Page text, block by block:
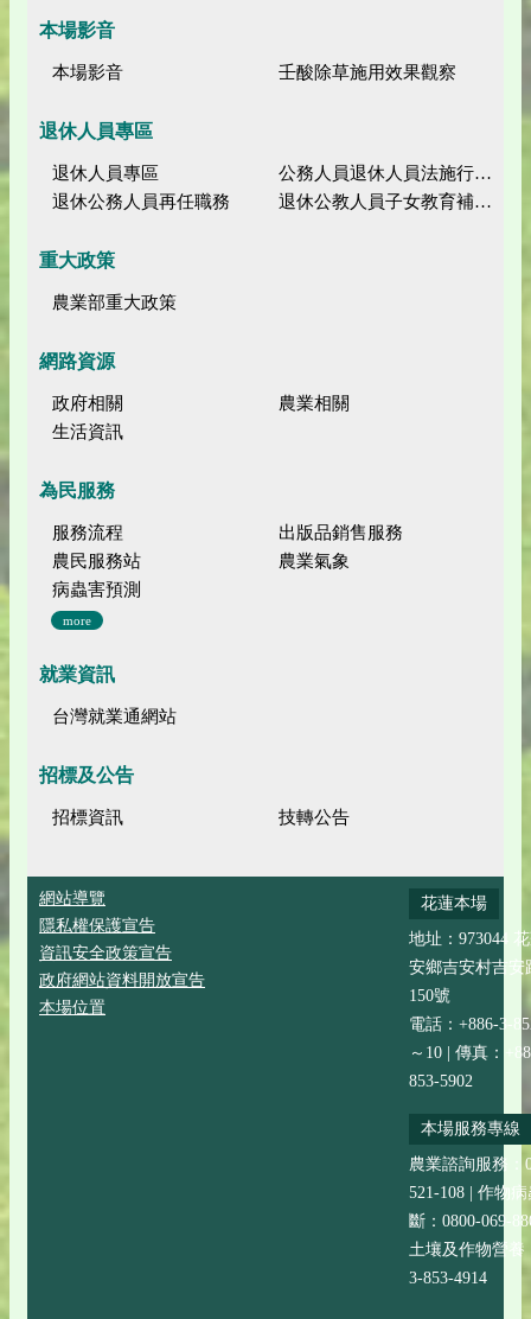
本場影音
本場影音 壬酸除草施用效果觀察
退休人員專區
退休人員專區
公務人員退休人員法施行細則
退休公務人員再任職務
退休公教人員子女教育補助規定
重大政策
農業部重大政策
網路資源
政府相關
農業相關
生活資訊
為民服務
服務流程
出版品銷售服務
農民服務站
農業氣象
病蟲害預測
more
就業資訊
台灣就業通網站
招標及公告
招標資訊 技轉公告
網站導覽
隱私權保護宣告
資訊安全政策宣告
政府網站資料開放宣告
本場位置
花蓮本場
地址：973044
安鄉吉安村吉安
150號
電話：+886-3-
～10 | 傳真：
853-5902
本場服務專線
農業諮詢服務：
521-108 | 作物
斷：0800-069-
土壤及作物營養
3-853-4914